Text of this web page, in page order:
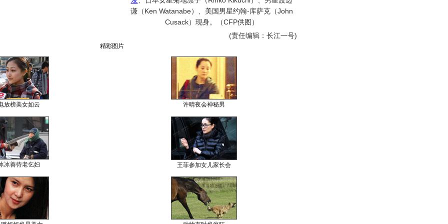
谦（Ken Watanabe）、美国男星约翰-库萨克（John
Cusack）现身。（CFP供图）
(责任编辑：长江一号)
精彩图片
放榜美女如云 许晴夜会神秘男
冰善待老乞妇 王菲参加女儿家长会